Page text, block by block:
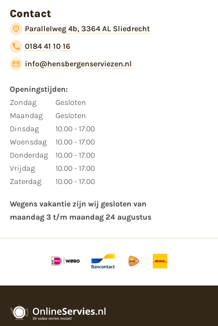
Contact
Parallelweg 4b, 3364 AL Sliedrecht
0184 41 10 16
info@hensbergenserviezen.nl
Openingstijden:​
​Zondag
Maandag
Dinsdag
Woensdag
Donderdag
Vrijdag
Zaterdag
Gesloten
Gesloten
10.00 - 17.00
10.00 - 17.00
10.00 - 17.00
10.00 - 17.00
10.00 - 17.00
Wegens vakantie zijn wij gesloten van ​
maandag 3 t/m maandag 24 augustus